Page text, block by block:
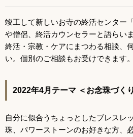
竣工して新しいお寺の終活センター
や僧侶、終活カウンセラーと語らいま
終活・宗教・ケアにまつわる相談、
い。個別のご相談もお受けできます。
2022年4月テーマ ＜お念珠づく
自分に似合うちょっとしたブレスレ
珠、パワーストーンのお好きな方、必